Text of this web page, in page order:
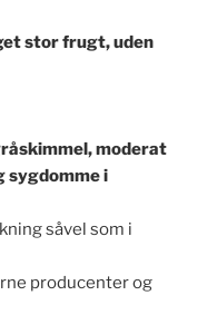
stor frugt, uden
moderat
sygdomme i
såvel som i
producenter og